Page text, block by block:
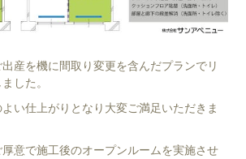
産を機に間取り変更を含んだプランでリ
した。
い仕上がりとなり大変ご満足いただきま
意で施工後のオープンルームを実施させ